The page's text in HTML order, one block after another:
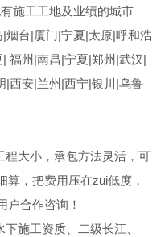
施工工地及业绩的城市
烟台|厦门|宁夏|太原|呼和浩
福州|南昌|宁夏|郑州|武汉|
|西安|兰州|西宁|银川|乌鲁
大小，承包方法灵活，可
算，把费用压在zui低度，
户合作咨询！
施工资质、二级长江、